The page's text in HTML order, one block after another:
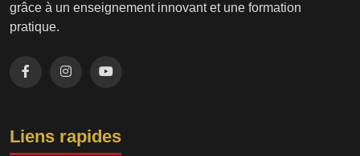
grâce à un enseignement innovant et une formation
pratique.
Liens rapides